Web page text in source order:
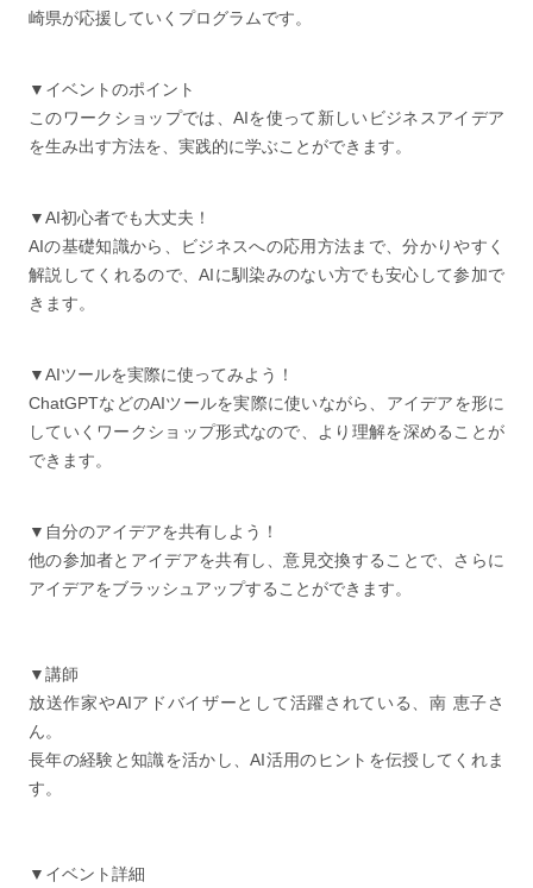
崎県が応援していくプログラムです。
▼イベントのポイント
このワークショップでは、AIを使って新しいビジネスアイデア
を生み出す方法を、実践的に学ぶことができます。
▼AI初心者でも大丈夫！
AIの基礎知識から、ビジネスへの応用方法まで、分かりやすく
解説してくれるので、AIに馴染みのない方でも安心して参加で
きます。
▼AIツールを実際に使ってみよう！
ChatGPTなどのAIツールを実際に使いながら、アイデアを形に
していくワークショップ形式なので、より理解を深めることが
できます。
▼自分のアイデアを共有しよう！
他の参加者とアイデアを共有し、意見交換することで、さらに
アイデアをブラッシュアップすることができます。
▼講師
放送作家やAIアドバイザーとして活躍されている、南 恵子さ
ん。
長年の経験と知識を活かし、AI活用のヒントを伝授してくれま
す。
▼イベント詳細